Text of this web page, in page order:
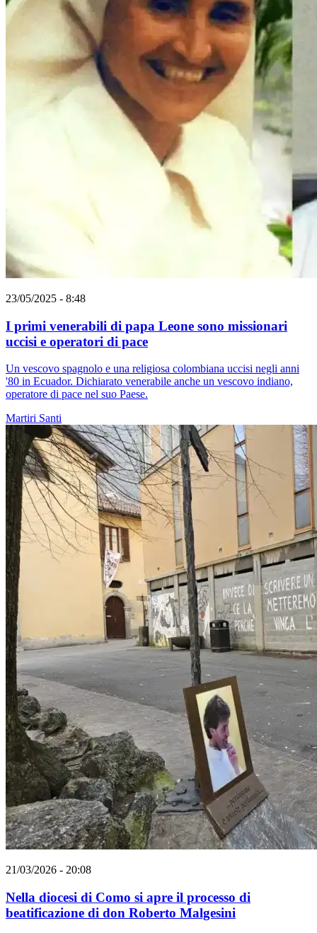
23/05/2025 - 8:48
I primi venerabili di papa Leone sono missionari
uccisi e operatori di pace
Un vescovo spagnolo e una religiosa colombiana uccisi negli anni
'80 in Ecuador. Dichiarato venerabile anche un vescovo indiano,
operatore di pace nel suo Paese.
Martiri Santi
21/03/2026 - 20:08
Nella diocesi di Como si apre il processo di
beatificazione di don Roberto Malgesini